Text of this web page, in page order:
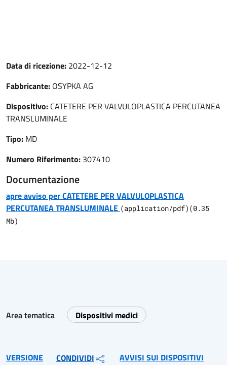
Data di ricezione: 2022-12-12
Fabbricante: OSYPKA AG
Dispositivo: CATETERE PER VALVULOPLASTICA PERCUTANEA
TRANSLUMINALE
Tipo: MD
Numero Riferimento: 307410
Documentazione
apre avviso per CATETERE PER VALVULOPLASTICA
PERCUTANEA TRANSLUMINALE (application/pdf) (0.35
Mb)
Area tematica Dispositivi medici
VERSIONE
CONDIVIDI
AVVISI SUI DISPOSITIVI